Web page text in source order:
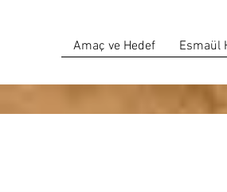
Amaç ve Hedef Esmaül